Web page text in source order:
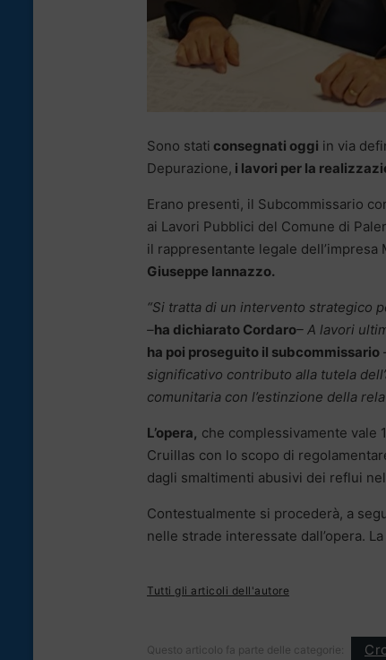
Sono stati consegnati oggi in via
Depurazione, i lavori per la
Erano presenti, il Subcommissario
ai Lavori Pubblici del Comune di
il rappresentante legale dell’impresa
Giuseppe Iannazzo.
“Si tratta di un intervento strategico
–ha dichiarato Cordaro– A lavori
ha poi proseguito il subcommissario
significativo contributo alla tutela
comunitaria con l’estinzione della
L’opera, che complessivamente vale
Cruillas con lo scopo di
dagli smaltimenti abusivi dei reflui
Contestualmente si procederà, a
nelle strade interessate dall’opera.
Tutti gli articoli dell'autore
Questo articolo fa parte delle categorie: